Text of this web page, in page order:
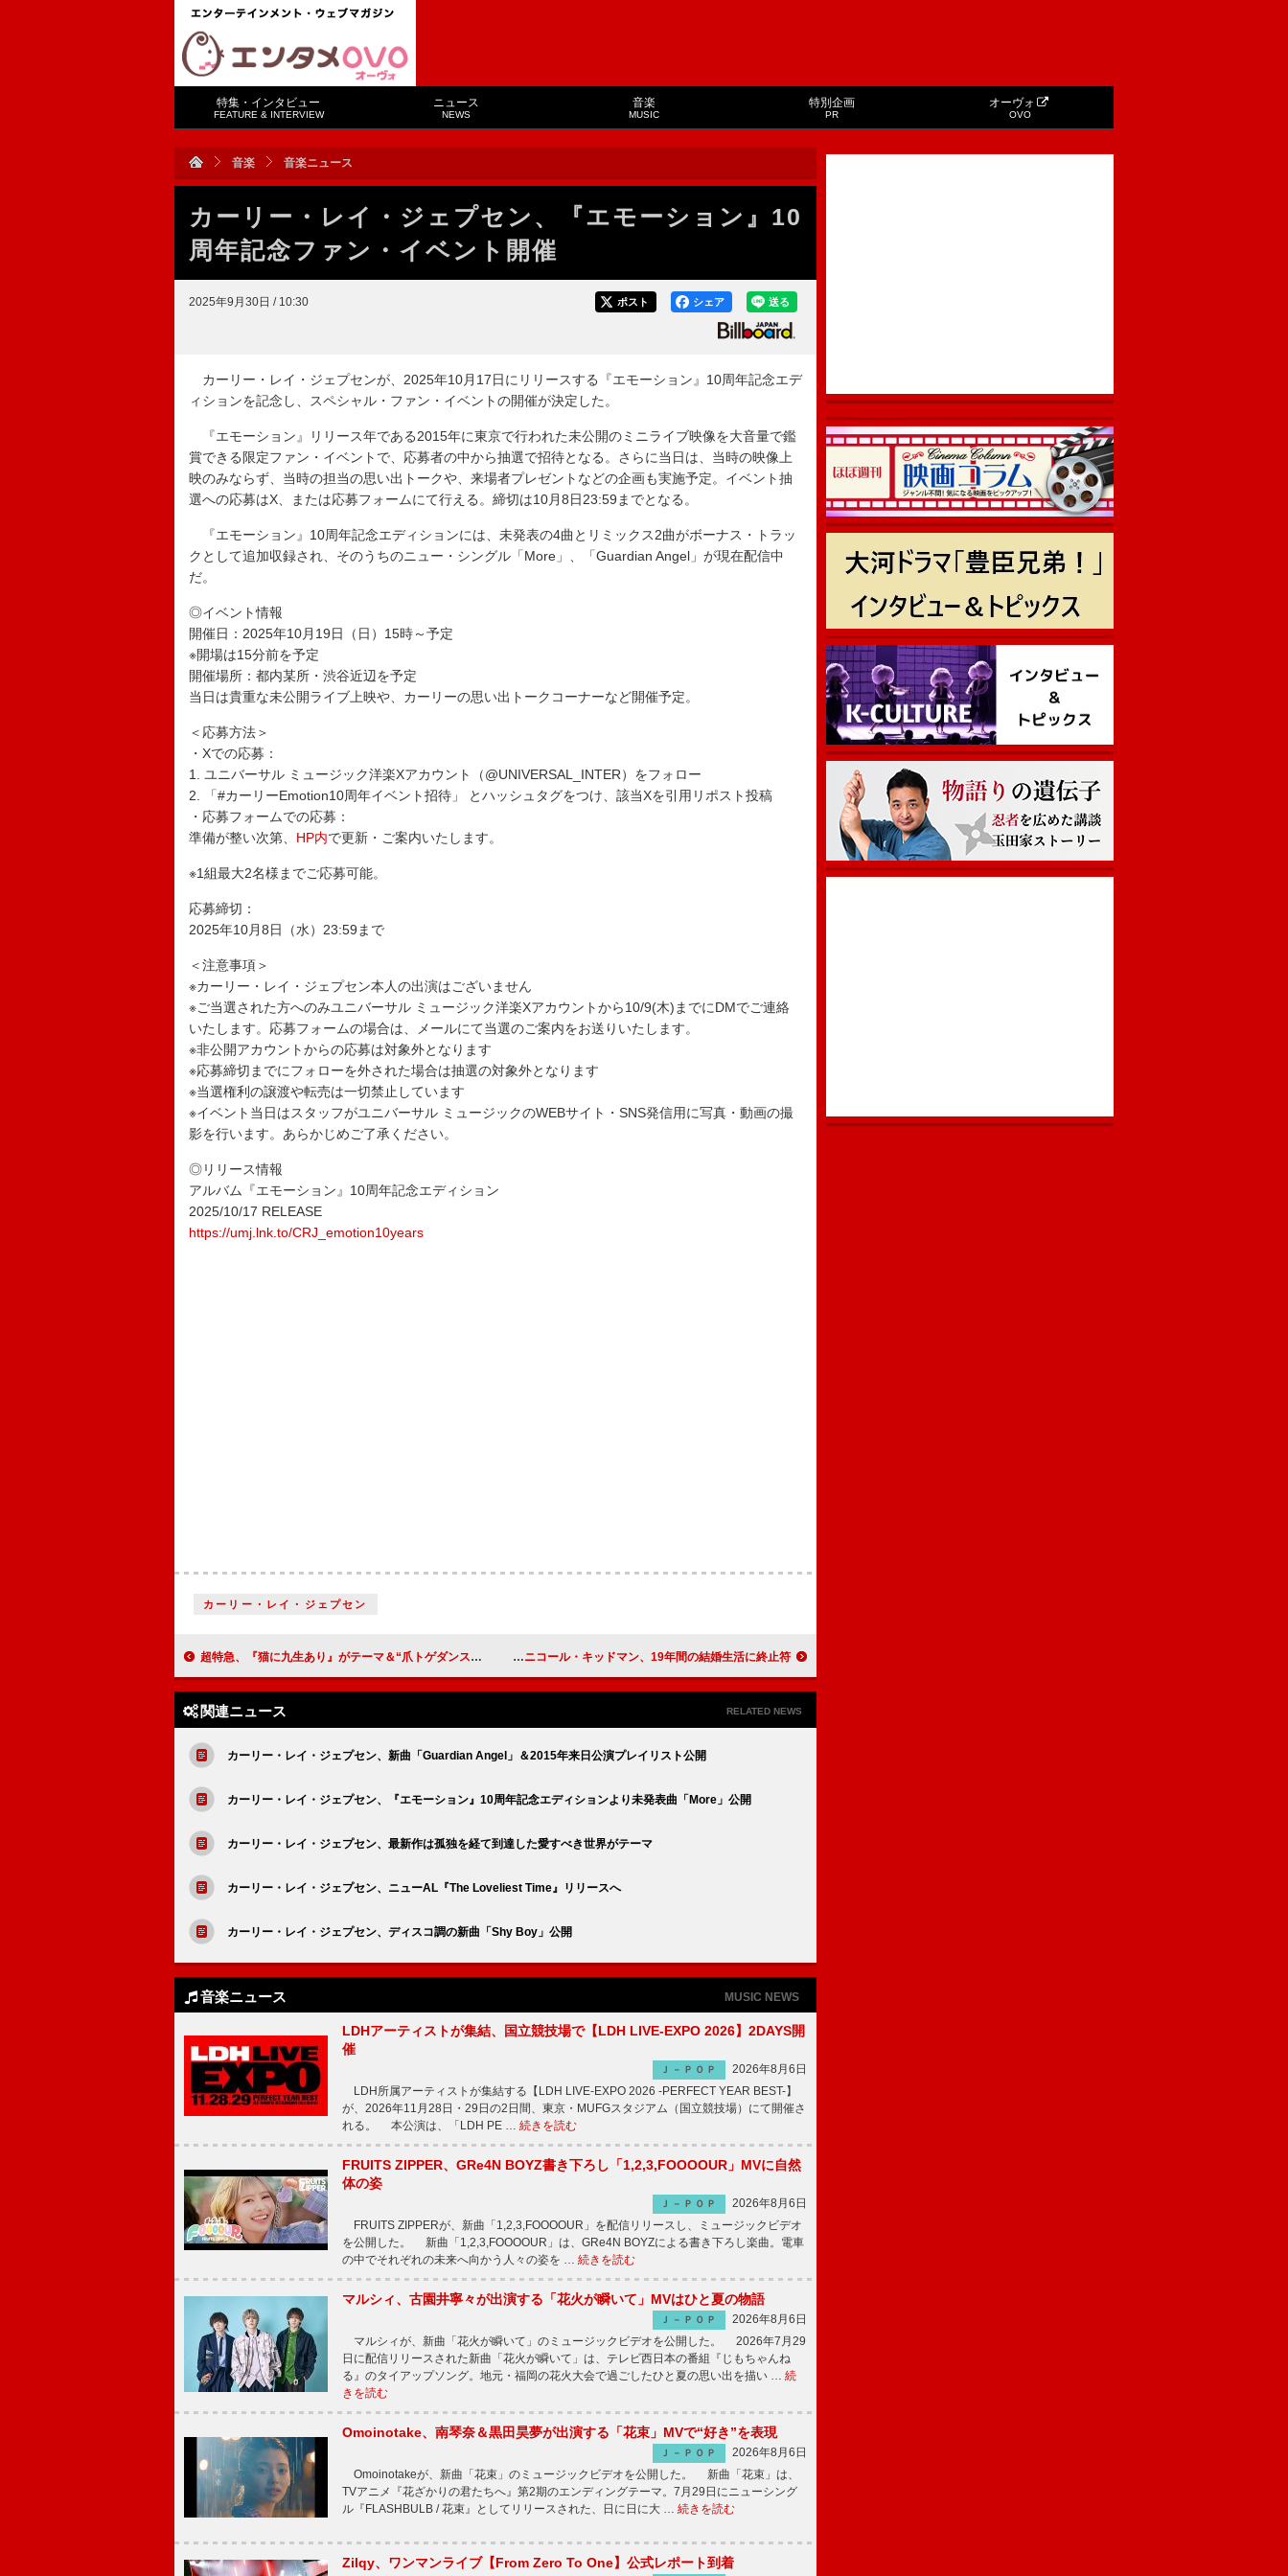
特集・インタビュー
FEATURE & INTERVIEW
ニュース
NEWS
音楽
MUSIC
特別企画
PR
オーヴォ
OVO
音楽 音楽ニュース
カーリー・レイ・ジェプセン、『エモーション』10
周年記念ファン・イベント開催
2025年9月30日 / 10:30 送る
シェア
ポスト
カーリー・レイ・ジェプセンが、2025年10月17日にリリースする『エモーション』10周年記念エデ
ィションを記念し、スペシャル・ファン・イベントの開催が決定した。
『エモーション』リリース年である2015年に東京で行われた未公開のミニライブ映像を大音量で鑑
賞できる限定ファン・イベントで、応募者の中から抽選で招待となる。さらに当日は、当時の映像上
映のみならず、当時の担当の思い出トークや、来場者プレゼントなどの企画も実施予定。イベント抽
選への応募はX、または応募フォームにて行える。締切は10月8日23:59までとなる。
『エモーション』10周年記念エディションには、未発表の4曲とリミックス2曲がボーナス・トラッ
クとして追加収録され、そのうちのニュー・シングル「More」、「Guardian Angel」が現在配信中
だ。
◎イベント情報
開催日：2025年10月19日（日）15時～予定
※開場は15分前を予定
開催場所：都内某所・渋谷近辺を予定
当日は貴重な未公開ライブ上映や、カーリーの思い出トークコーナーなど開催予定。
＜応募方法＞
・Xでの応募：
1. ユニバーサル ミュージック洋楽Xアカウント（@UNIVERSAL_INTER）をフォロー
2. 「#カーリーEmotion10周年イベント招待」 とハッシュタグをつけ、該当Xを引用リポスト投稿
・応募フォームでの応募：
準備が整い次第、 HP内で更新・ご案内いたします。
※1組最大2名様までご応募可能。
応募締切：
2025年10月8日（水）23:59まで
＜注意事項＞
※カーリー・レイ・ジェプセン本人の出演はございません
※ご当選された方へのみユニバーサル ミュージック洋楽Xアカウントから10/9(木)までにDMでご連絡
いたします。応募フォームの場合は、メールにて当選のご案内をお送りいたします。
※非公開アカウントからの応募は対象外となります
※応募締切までにフォローを外された場合は抽選の対象外となります
※当選権利の譲渡や転売は一切禁止しています
※イベント当日はスタッフがユニバーサル ミュージックのWEBサイト・SNS発信用に写真・動画の撮
影を行います。あらかじめご了承ください。
◎リリース情報
アルバム『エモーション』10周年記念エディション
2025/10/17 RELEASE
https://umj.lnk.to/CRJ_emotion10years
カーリー・レイ・ジェプセン
超特急、『猫に九生あり』がテーマ＆“爪トゲダンス”の「NINE LIVES」ダンスプラクティス映像を公開 キース・アーバン＆ニコール・キッドマン、19年間の結婚生活に終止符
関連ニュース RELATED NEWS
カーリー・レイ・ジェプセン、新曲「Guardian Angel」＆2015年来日公演プレイリスト公開
カーリー・レイ・ジェプセン、『エモーション』10周年記念エディションより未発表曲「More」公開
カーリー・レイ・ジェプセン、最新作は孤独を経て到達した愛すべき世界がテーマ
カーリー・レイ・ジェプセン、ニューAL『The Loveliest Time』リリースへ
カーリー・レイ・ジェプセン、ディスコ調の新曲「Shy Boy」公開
音楽ニュース MUSIC NEWS
LDHアーティストが集結、国立競技場で【LDH LIVE-EXPO 2026】2DAYS開
催
Ｊ－ＰＯＰ
2026年8月6日
LDH所属アーティストが集結する【LDH LIVE-EXPO 2026 -PERFECT YEAR BEST-】
が、2026年11月28日・29日の2日間、東京・MUFGスタジアム（国立競技場）にて開催さ
れる。 本公演は、「LDH PE … 続きを読む
FRUITS ZIPPER、GRe4N BOYZ書き下ろし「1,2,3,FOOOOUR」MVに自然
体の姿
Ｊ－ＰＯＰ
2026年8月6日
FRUITS ZIPPERが、新曲「1,2,3,FOOOOUR」を配信リリースし、ミュージックビデオ
を公開した。 新曲「1,2,3,FOOOOUR」は、GRe4N BOYZによる書き下ろし楽曲。電車
の中でそれぞれの未来へ向かう人々の姿を … 続きを読む
マルシィ、古園井寧々が出演する「花火が瞬いて」MVはひと夏の物語
Ｊ－ＰＯＰ
2026年8月6日
マルシィが、新曲「花火が瞬いて」のミュージックビデオを公開した。 2026年7月29
日に配信リリースされた新曲「花火が瞬いて」は、テレビ西日本の番組『じもちゃんね
る』のタイアップソング。地元・福岡の花火大会で過ごしたひと夏の思い出を描い … 続
きを読む
Omoinotake、南琴奈＆黒田昊夢が出演する「花束」MVで“好き”を表現
Ｊ－ＰＯＰ
2026年8月6日
Omoinotakeが、新曲「花束」のミュージックビデオを公開した。 新曲「花束」は、
TVアニメ『花ざかりの君たちへ』第2期のエンディングテーマ。7月29日にニューシング
ル『FLASHBULB / 花束』としてリリースされた、日に日に大 … 続きを読む
Zilqy、ワンマンライブ【From Zero To One】公式レポート到着